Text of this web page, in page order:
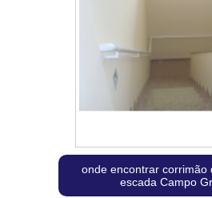
onde encontrar corrimão
escada Campo